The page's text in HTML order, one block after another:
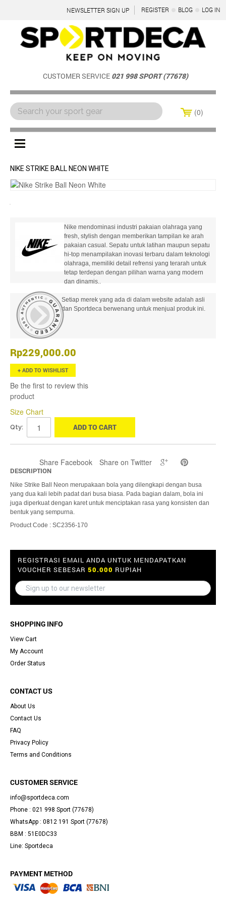
NEWSLETTER SIGN UP REGISTER BLOG LOG IN
CUSTOMER SERVICE 021 998 SPORT (77678)
0
Menu
NIKE STRIKE BALL NEON WHITE
Nike mendominasi industri pakaian olahraga yang
fresh, stylish dengan memberikan tampilan ke arah
pakaian casual. Sepatu untuk latihan maupun sepatu
hi-top menampilakan inovasi terbaru dalam teknologi
olahraga, memiliki detail refrensi yang terarah untuk
tetap terdepan dengan pilihan warna yang modern
dan dinamis..
Setiap merek yang ada di dalam website adalah asli
dan Sportdeca berwenang untuk menjual produk ini.
Rp229,000.00
ADD TO WISHLIST
Be the first to review this
product
Size Chart
Qty: ADD TO CART
Share Facebook Share on Twitter
DESCRIPTION
Nike Strike Ball Neon merupakaan bola yang dilengkapi dengan busa
yang dua kali lebih padat dari busa biasa. Pada bagian dalam, bola ini
juga diperkuat dengan karet untuk menciptakan rasa yang konsisten dan
bentuk yang sempurna.
Product Code : SC2356-170
REGISTRASI EMAIL ANDA UNTUK MENDAPATKAN
VOUCHER SEBESAR 50.000 RUPIAH
SHOPPING INFO
View Cart
My Account
Order Status
CONTACT US
About Us
Contact Us
FAQ
Privacy Policy
Terms and Conditions
CUSTOMER SERVICE
info@sportdeca.com
Phone : 021 998 Sport (77678)
WhatsApp : 0812 191 Sport (77678)
BBM : 51E0DC33
Line: Sportdeca
PAYMENT METHOD